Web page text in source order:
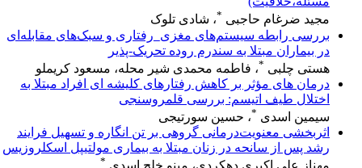
مجید ضرغام حاجبی * ، شادی تلوک
بررسی رابطه سیستم‌های مغزی_رفتاری و سبک‌های مقابله‌ای
در بیماران مبتلا به سندرم روده تحریک-پذیر
هستی چلبی *، فاطمه محمدی شیر محله، مسعود کریملو
درمان های مؤثر بر کاهش رفتارهای کلیشه ای افراد مبتلا به
اختلال طیف اتیسم: بررسی قلمروسنجی
سیمین اسدی *، حسین سورتیجی
اثربخشی معنویت‌درمانی گروهی بر تن انگاره و تسهیل فرایند
رشد پس از سانحه در زنان مبتلا به بیماری مولتیپل اسکلروزیس
*